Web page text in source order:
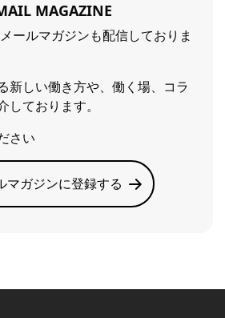
MAGAZINE
ールマガジンも配信しておりま
新しい働き方や、働く場、コラ
しております。
さい
マガジンに登録する